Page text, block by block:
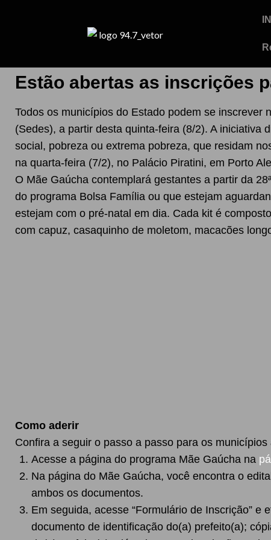
Estão abertas as inscrições
Todos os municípios do Estado podem se inscrever
(Sedes), a partir desta quinta-feira (8/2). A iniciativa
social, pobreza ou extrema pobreza, que residam
na quarta-feira (7/2), no Palácio Piratini, em Porto
O Mãe Gaúcha contemplará gestantes a partir da
do programa Bolsa Família ou que estejam
estejam com o pré-natal em dia. Cada kit é
com capuz, casaquinho de moletom, macacões
Como aderir
Confira a seguir o passo a passo para os
Acesse a página do programa Mãe Gaúcha na
Na página do Mãe Gaúcha, você encontra o
ambos os documentos.
Em seguida, acesse “Formulário de Inscrição”
documento de identificação do(a) prefeito(a);